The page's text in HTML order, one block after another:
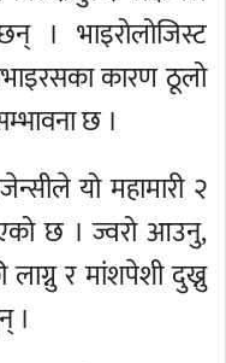
। भाइरोलोजिस्ट
कारण ठूलो
छ ।
यो महामारी २
छ । ज्वरो आउनु,
र मांशपेशी दुख्नु
।